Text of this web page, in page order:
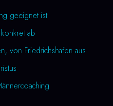
geeignet ist
ab
von Friedrichshafen aus